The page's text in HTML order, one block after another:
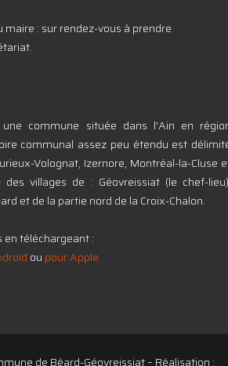
maire : sur rendez-vous à prendre
une commune située dans l'Ain en
communal assez peu étendu est
Volognat, Izernore, Montréal-la-Cluse
villages de : Géovreissiat (le chef-
et de la partie nord de la Croix-Chalon.
téléchargeant :
ou pour Apple
de Béard-Géovreissiat – Réalisation :